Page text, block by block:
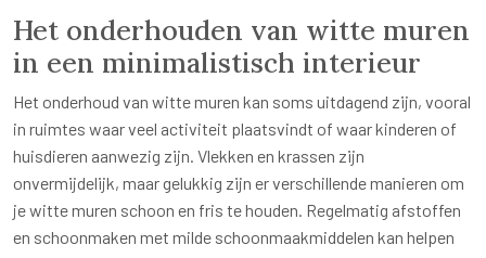
Het onderhouden van witte muren
in een minimalistisch interieur
Het onderhoud van witte muren kan soms uitdagend zijn, vooral
in ruimtes waar veel activiteit plaatsvindt of waar kinderen of
huisdieren aanwezig zijn. Vlekken en krassen zijn
onvermijdelijk, maar gelukkig zijn er verschillende manieren om
je witte muren schoon en fris te houden. Regelmatig afstoffen
en schoonmaken met milde schoonmaakmiddelen kan helpen